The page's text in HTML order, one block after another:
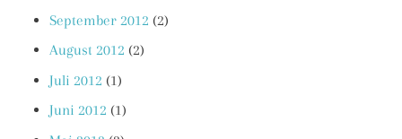
September 2012 (2)
August 2012 (2)
Juli 2012 (1)
Juni 2012 (1)